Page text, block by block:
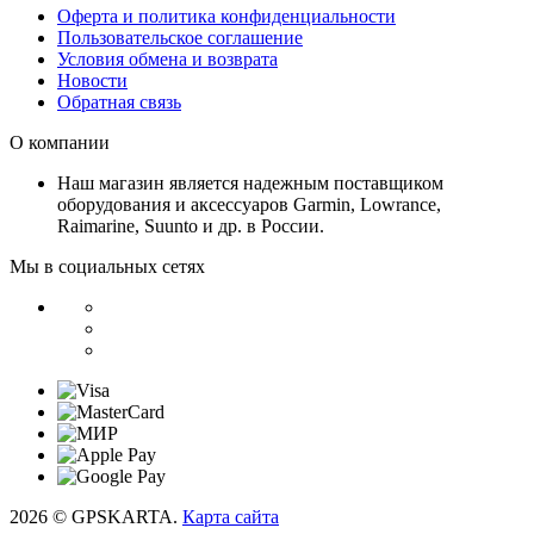
Оферта и политика конфиденциальности
Пользовательское соглашение
Условия обмена и возврата
Новости
Обратная связь
О компании
Наш магазин является надежным поставщиком
оборудования и аксессуаров Garmin, Lowrance,
Raimarine, Suunto и др. в России.
Мы в социальных сетях
2026 © GPSKARTA. Карта сайта